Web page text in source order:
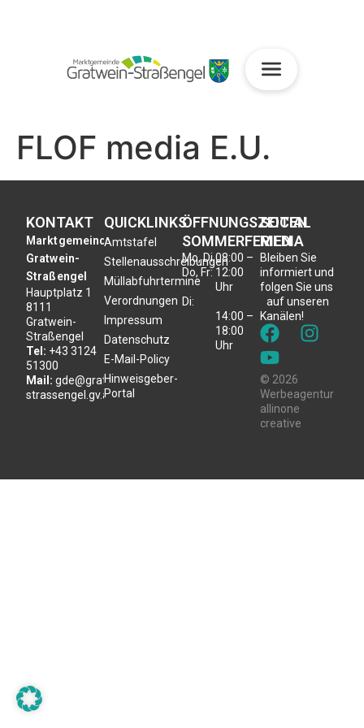
FLOF media E.U.
KONTAKT
Marktgemeinde
Gratwein-
Straßengel
Hauptplatz 1
8111
Gratwein-
Straßengel
Tel: +43 3124
51300
Mail: gde@gratwein-
strassengel.gv.at
QUICKLINKS
Amtstafel
Stellenausschreibungen
Müllabfuhrtermine
Verordnungen
Impressum
Datenschutz
E-Mail-Policy
Hinweisgeber-
Portal
ÖFFNUNGSZEITEN
SOMMERFERIEN
Mo, Di,
Do, Fr:
Di:
08:00 –
12:00
Uhr
14:00 –
18:00
Uhr
SOCIAL
MEDIA
Bleiben Sie
informiert und
folgen Sie uns
auf unseren
Kanälen!
© 2026
Werbeagentur
allinone
creative